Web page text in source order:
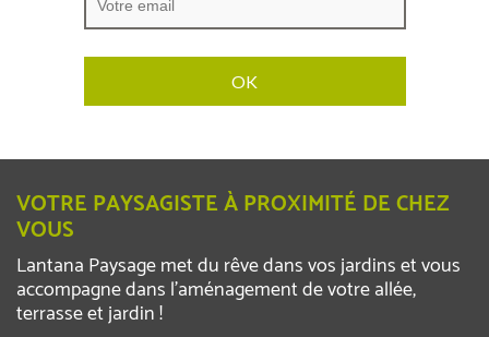
VOTRE PAYSAGISTE À PROXIMITÉ DE CHEZ
VOUS
Lantana Paysage met du rêve dans vos jardins et vous
accompagne dans l’aménagement de votre allée,
terrasse et jardin !